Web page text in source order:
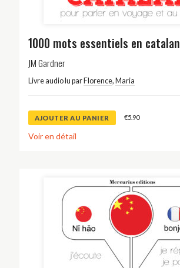
1000 mots essentiels en catalan
JM Gardner
Livre audio lu par Florence, Maria
AJOUTER AU PANIER €5.90
Voir en détail